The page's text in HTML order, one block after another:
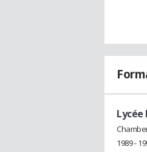
1989 -